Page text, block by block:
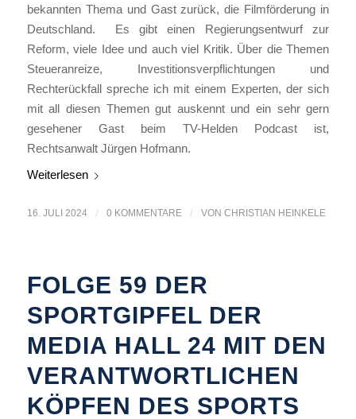
bekannten Thema und Gast zurück, die Filmförderung in
Deutschland. Es gibt einen Regierungsentwurf zur
Reform, viele Idee und auch viel Kritik. Über die Themen
Steueranreize, Investitionsverpflichtungen und
Rechterückfall spreche ich mit einem Experten, der sich
mit all diesen Themen gut auskennt und ein sehr gern
gesehener Gast beim TV-Helden Podcast ist,
Rechtsanwalt Jürgen Hofmann.
Weiterlesen
16. JULI 2024 / 0 KOMMENTARE / VON CHRISTIAN HEINKELE
FOLGE 59 DER
SPORTGIPFEL DER
MEDIA HALL 24 MIT DEN
VERANTWORTLICHEN
KÖPFEN DES SPORTS